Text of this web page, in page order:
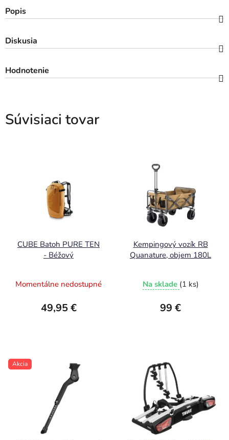
Popis
Diskusia
Hodnotenie
Súvisiaci tovar
CUBE Batoh PURE TEN
- Béžový
Momentálne nedostupné
49,95 €
Kempingový vozík RB
Quanature, objem 180L
Na sklade (1 ks)
99 €
Akcia